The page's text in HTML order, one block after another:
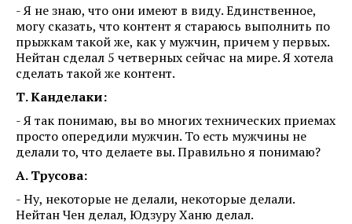
- Я не знаю, что они имеют в виду. Единственное,
могу сказать, что контент я стараюсь выполнить по
прыжкам такой же, как у мужчин, причем у первых.
Нейтан сделал 5 четверных сейчас на мире. Я хотела
сделать такой же контент.
Т. Канделаки:
- Я так понимаю, вы во многих технических приемах
просто опередили мужчин. То есть мужчины не
делали то, что делаете вы. Правильно я понимаю?
А. Трусова:
- Ну, некоторые не делали, некоторые делали.
Нейтан Чен делал, Юдзуру Ханю делал.